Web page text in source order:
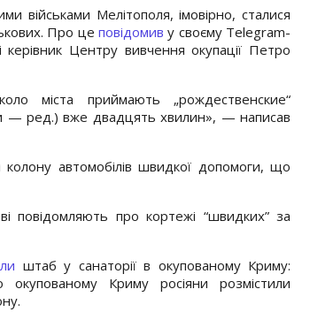
військами Мелітополя, імовірно, сталися
Про це повідомив у своєму Telegram-
Центру вивчення окупації Петро
міста приймають „рождественские“
— ред.) вже двадцять хвилин», — написав
колону автомобілів швидкої допомоги, що
повідомляють про кортежі “швидких” за
штаб у санаторії в окупованому Криму:
Криму росіяни розмістили